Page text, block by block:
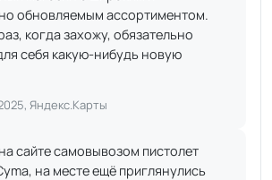
обновляемым ассортиментом.
когда захожу, обязательно
себя какую-нибудь новую
Яндекс.Карты
сайте самовывозом пистолет
на месте ещё приглянулись